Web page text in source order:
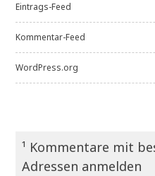
Eintrags-Feed
Kommentar-Feed
WordPress.org
¹ Kommentare mit
Adressen anmelden